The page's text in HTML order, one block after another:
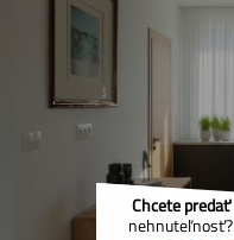
Chcete predať
nehnuteľnosť?